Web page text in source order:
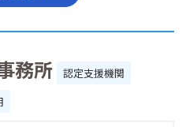
務所
認定支援機関